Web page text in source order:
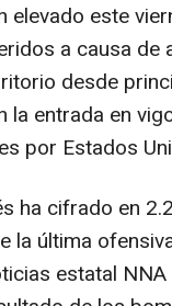
elevado este
a causa
desde
la entrada en
por Estados
ha cifrado en
la última
estatal